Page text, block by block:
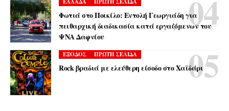
Φωτιά στο Ποικίλο: Εντολή Γεωργιάδη για
πειθαρχική διαδικασία κατά εργαζόμενων του
ΨΝΑ Δαφνίου
ΕΞΟΔΟΣ ΠΡΩΤΗ ΣΕΛΙΔΑ
Rock βραδιά με ελεύθερη είσοδο στο Χαϊδάρι